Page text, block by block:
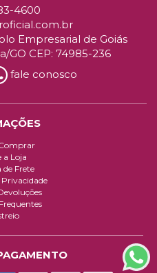
4600
Empresarial de Goiás
GO CEP: 74985-236
fale conosco
a Loja
de Frete